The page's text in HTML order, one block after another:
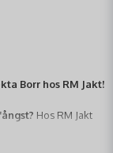
Borr hos RM Jakt!
Hos RM Jakt